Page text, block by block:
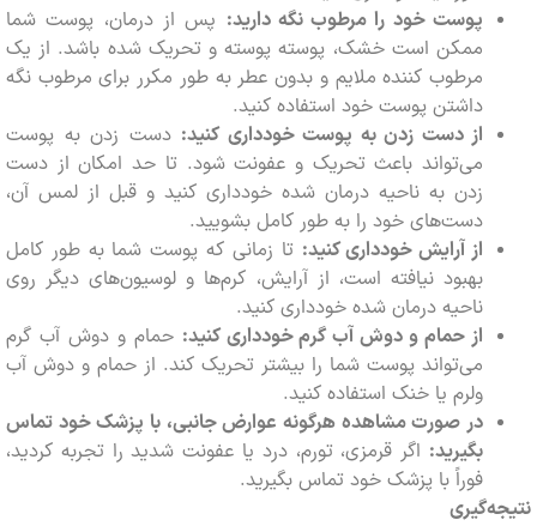
پوست خود را مرطوب نگه دارید:پس از درمان، پوست شما
ممکن است خشک، پوسته پوسته و تحریک شده باشد. از یک
مرطوب کننده ملایم و بدون عطر به طور مکرر برای مرطوب نگه
داشتن پوست خود استفاده کنید.
از دست زدن به پوست خودداری کنید: دست زدن به پوست
می‌تواند باعث تحریک و عفونت شود. تا حد امکان از دست
زدن به ناحیه درمان شده خودداری کنید و قبل از لمس آن،
دست‌های خود را به طور کامل بشویید.
از آرایش خودداری کنید:تا زمانی که پوست شما به طور کامل
بهبود نیافته است، از آرایش، کرم‌ها و لوسیون‌های دیگر روی
ناحیه درمان شده خودداری کنید.
از حمام و دوش آب گرم خودداری کنید:حمام و دوش آب گرم
می‌تواند پوست شما را بیشتر تحریک کند. از حمام و دوش آب
ولرم یا خنک استفاده کنید.
در صورت مشاهده هرگونه عوارض جانبی، با پزشک خود تماس
بگیرید:اگر قرمزی، تورم، درد یا عفونت شدید را تجربه کردید،
فوراً با پزشک خود تماس بگیرید.